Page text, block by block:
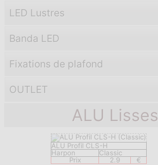
LED Lustres
Banda LED
Fixations de plafond
OUTLET
ALU Lisses
ALU Profil CLS-H
Harpon
Classic
Prix
2.9 €